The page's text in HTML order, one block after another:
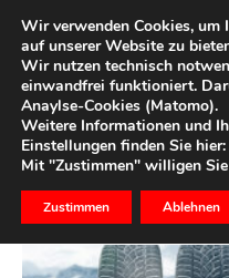
Start Schlagworte
Schlagwort:
Wir verwenden Cookies, um
auf unserer Website zu
Wir nutzen technisch
einwandfrei funktioniert.
Anaylse-Cookies (Matomo).
Weitere Informationen und
Einstellungen finden Sie hier:
Mit "Zustimmen" willigen
Zustimmen Ablehnen